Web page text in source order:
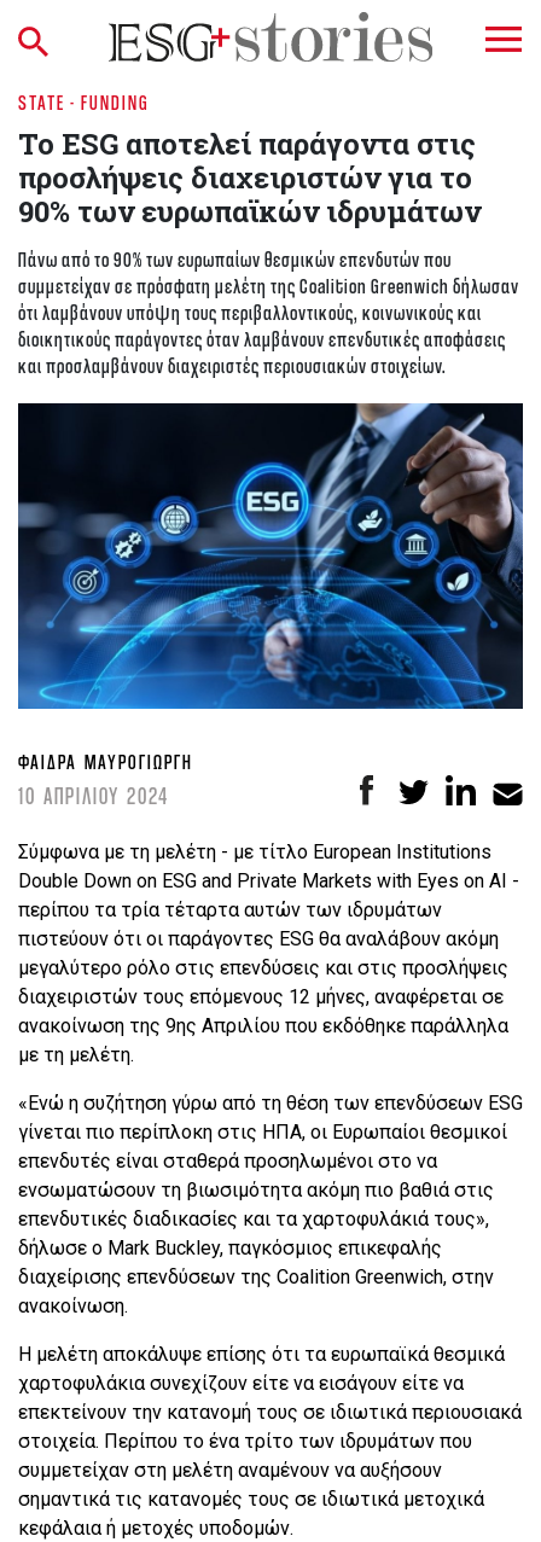
STATE - FUNDING
To ESG αποτελεί παράγοντα στις
προσλήψεις διαχειριστών για το
90% των ευρωπαϊκών ιδρυμάτων
Πάνω από το 90% των ευρωπαίων θεσμικών επενδυτών που
συμμετείχαν σε πρόσφατη μελέτη της Coalition Greenwich δήλωσαν
ότι λαμβάνουν υπόψη τους περιβαλλοντικούς, κοινωνικούς και
διοικητικούς παράγοντες όταν λαμβάνουν επενδυτικές αποφάσεις
και προσλαμβάνουν διαχειριστές περιουσιακών στοιχείων.
ΦΑΊΔΡΑ ΜΑΥΡΟΓΙΏΡΓΗ
10 ΑΠΡΙΛΙΟΥ 2024
Σύμφωνα με τη μελέτη - με τίτλο European Institutions
Double Down on ESG and Private Markets with Eyes on AI -
περίπου τα τρία τέταρτα αυτών των ιδρυμάτων
πιστεύουν ότι οι παράγοντες ESG θα αναλάβουν ακόμη
μεγαλύτερο ρόλο στις επενδύσεις και στις προσλήψεις
διαχειριστών τους επόμενους 12 μήνες, αναφέρεται σε
ανακοίνωση της 9ης Απριλίου που εκδόθηκε παράλληλα
με τη μελέτη.
«Ενώ η συζήτηση γύρω από τη θέση των επενδύσεων ESG
γίνεται πιο περίπλοκη στις ΗΠΑ, οι Ευρωπαίοι θεσμικοί
επενδυτές είναι σταθερά προσηλωμένοι στο να
ενσωματώσουν τη βιωσιμότητα ακόμη πιο βαθιά στις
επενδυτικές διαδικασίες και τα χαρτοφυλάκιά τους»,
δήλωσε ο Mark Buckley, παγκόσμιος επικεφαλής
διαχείρισης επενδύσεων της Coalition Greenwich, στην
ανακοίνωση.
Η μελέτη αποκάλυψε επίσης ότι τα ευρωπαϊκά θεσμικά
χαρτοφυλάκια συνεχίζουν είτε να εισάγουν είτε να
επεκτείνουν την κατανομή τους σε ιδιωτικά περιουσιακά
στοιχεία. Περίπου το ένα τρίτο των ιδρυμάτων που
συμμετείχαν στη μελέτη αναμένουν να αυξήσουν
σημαντικά τις κατανομές τους σε ιδιωτικά μετοχικά
κεφάλαια ή μετοχές υποδομών.